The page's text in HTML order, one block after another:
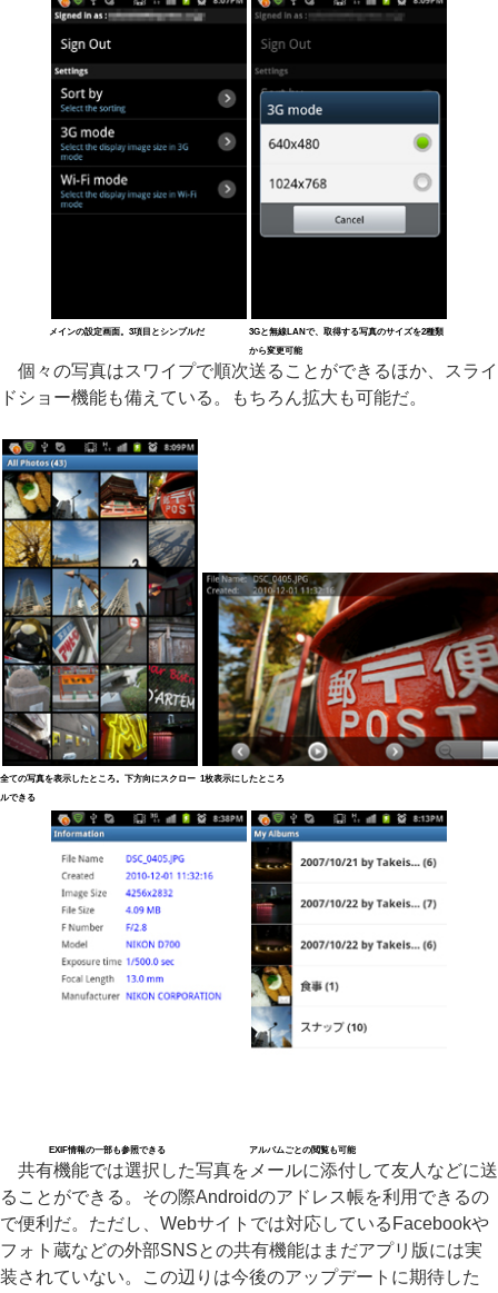
メインの設定画面。3項目とシンプルだ
3Gと無線LANで、取得する写真のサイズを2種類
から変更可能
個々の写真はスワイプで順次送ることができるほか、スライ
ドショー機能も備えている。もちろん拡大も可能だ。
全ての写真を表示したところ。下方向にスクロー
ルできる
1枚表示にしたところ
EXIF情報の一部も参照できる アルバムごとの閲覧も可能
共有機能では選択した写真をメールに添付して友人などに送
ることができる。その際Androidのアドレス帳を利用できるの
で便利だ。ただし、Webサイトでは対応しているFacebookや
フォト蔵などの外部SNSとの共有機能はまだアプリ版には実
装されていない。この辺りは今後のアップデートに期待した